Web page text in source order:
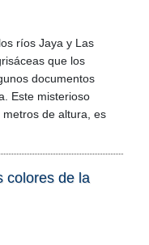
ríos Jaya y Las
que los
documentos
Este misterioso
de altura, es
colores de la